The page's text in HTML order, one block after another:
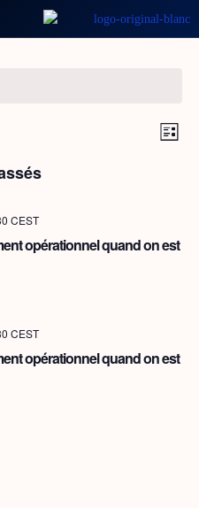
Liste
CEST
opérationnel quand on est
CEST
opérationnel quand on est